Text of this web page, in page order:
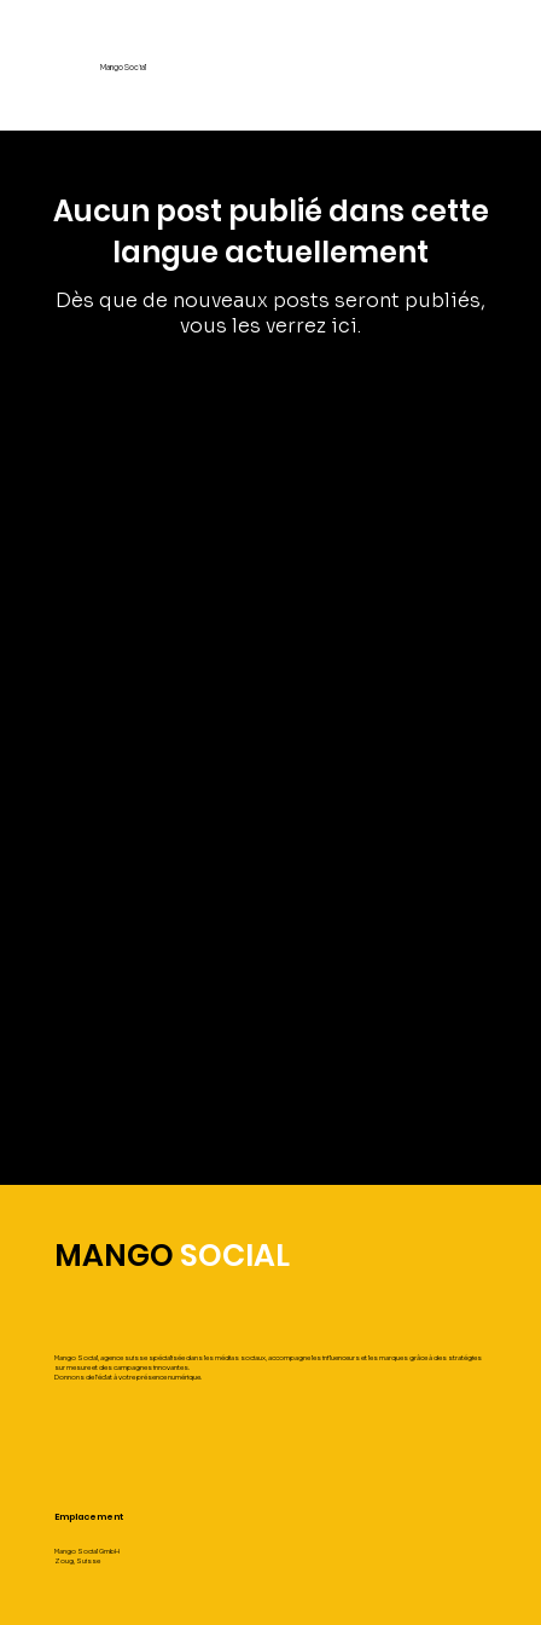
Mango Social
Aucun post publié dans cette
langue actuellement
Dès que de nouveaux posts seront publiés,
vous les verrez ici.
MANGO SOCIAL
Mango Social, agence suisse spécialisée dans les médias sociaux, accompagne les influenceurs et les marques grâce à des stratégies
sur mesure et des campagnes innovantes.
Donnons de l'éclat à votre présence numérique.
Emplacement
Mango Social GmbH
Zoug, Suisse